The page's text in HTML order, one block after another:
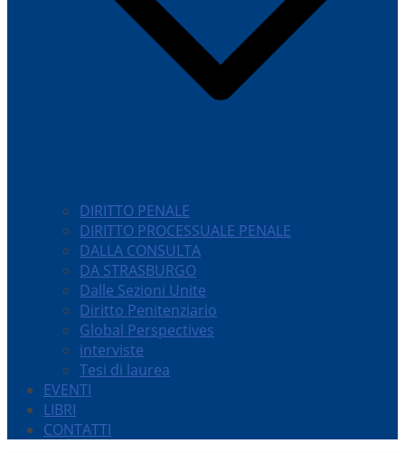
DIRITTO PENALE
DIRITTO PROCESSUALE PENALE
DALLA CONSULTA
DA STRASBURGO
Dalle Sezioni Unite
Diritto Penitenziario
Global Perspectives
interviste
Tesi di laurea
EVENTI
LIBRI
CONTATTI